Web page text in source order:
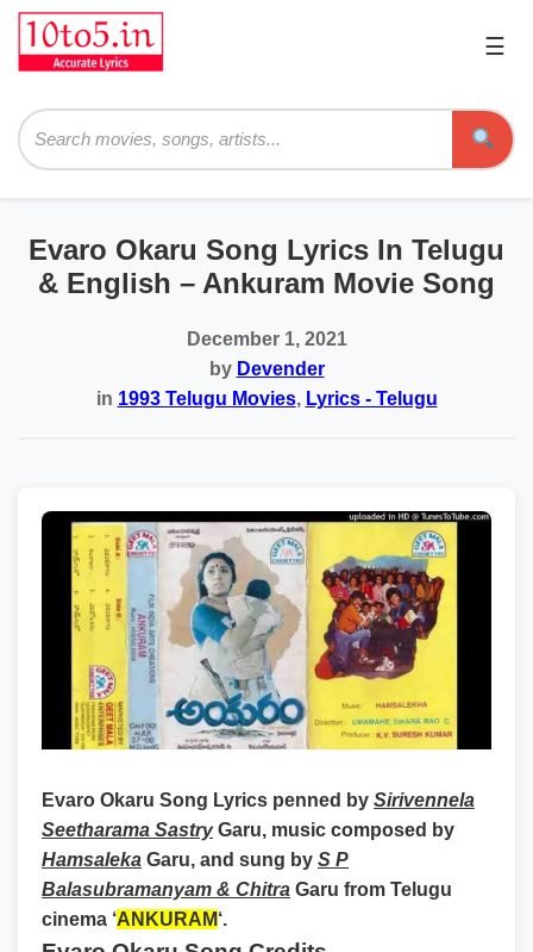
☰
Evaro Okaru Song Lyrics In Telugu
& English – Ankuram Movie Song
December 1, 2021
by Devender
in 1993 Telugu Movies, Lyrics - Telugu
Evaro Okaru Song Lyrics penned by Sirivennela
Seetharama SastryGaru, music composed by
Hamsaleka Garu, and sung by S P
Balasubramanyam & Chitra Garu from Telugu
cinema ‘ANKURAM‘.